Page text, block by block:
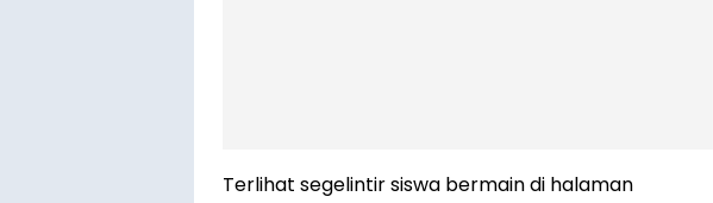
Terlihat segelintir siswa bermain di halaman